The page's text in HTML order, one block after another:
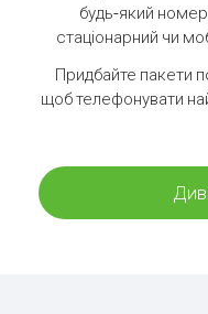
будь-який
стаціонарний чи
Придбайте пакети
щоб телефонувати